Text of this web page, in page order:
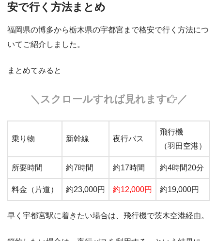
安で行く方法まとめ
福岡県の博多から栃木県の宇都宮まで格安で行く方法につ
いてご紹介しました。
まとめてみると
＼スクロールすれば見れます ／
乗り物 新幹線 夜行バス
飛行機
（羽田空港）
所要時間 約7時間 約17時間 約4時間20分
料金（片道） 約23,000円 約12,000円 約19,000円
早く宇都宮駅に着きたい場合は、飛行機で茨木空港経由。